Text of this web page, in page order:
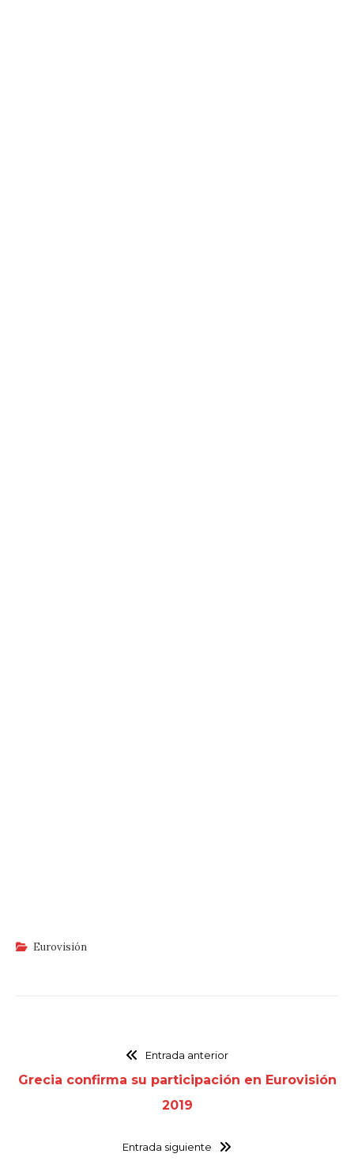
Eurovisión
Entrada anterior
Grecia confirma su participación en Eurovisión
2019
Entrada siguiente